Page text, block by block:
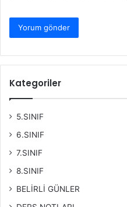
Kategoriler
5.SINIF
6.SINIF
7.SINIF
8.SINIF
BELİRLİ GÜNLER